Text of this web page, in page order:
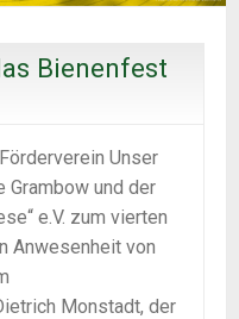
Bienenfest
Unser
Grambow und der
e.V. zum vierten
Anwesenheit von
Monstadt, der